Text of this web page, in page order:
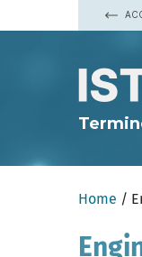
Home /